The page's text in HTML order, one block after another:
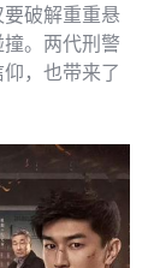
破解重重悬
。两代刑警
，也带来了